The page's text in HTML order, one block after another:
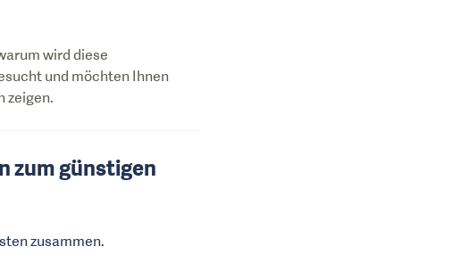
wird diese
und möchten Ihnen
zeigen.
zum günstigen
zusammen.